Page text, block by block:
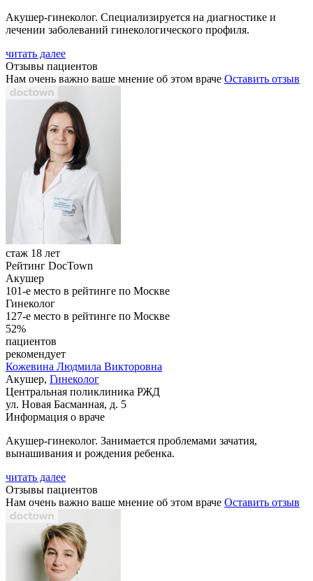
Акушер-гинеколог. Специализируется на диагностике и
лечении заболеваний гинекологического профиля.
читать далее
Отзывы пациентов
Нам очень важно ваше мнение об этом враче Оставить отзыв
стаж 18 лет
Рейтинг DocTown
Акушер
101-е место в рейтинге по Москве
Гинеколог
127-е место в рейтинге по Москве
52%
пациентов
рекомендует
Кожевина Людмила Викторовна
Акушер, Гинеколог
Центральная поликлиника РЖД
ул. Новая Басманная, д. 5
Информация о враче
Акушер-гинеколог. Занимается проблемами зачатия,
вынашивания и рождения ребенка.
читать далее
Отзывы пациентов
Нам очень важно ваше мнение об этом враче Оставить отзыв